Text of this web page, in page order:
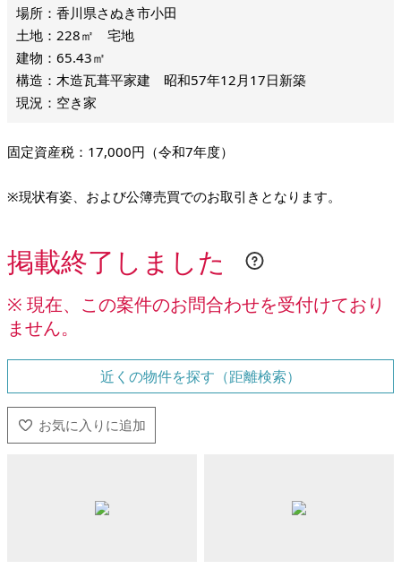
場所：香川県さぬき市小田
土地：228㎡ 宅地
建物：65.43㎡
構造：木造瓦葺平家建 昭和57年12月17日新築
現況：空き家
固定資産税：17,000円（令和7年度）
※現状有姿、および公簿売買でのお取引きとなります。
掲載終了しました
※ 現在、この案件のお問合わせを受付けており
ません。
近くの物件を探す（距離検索）